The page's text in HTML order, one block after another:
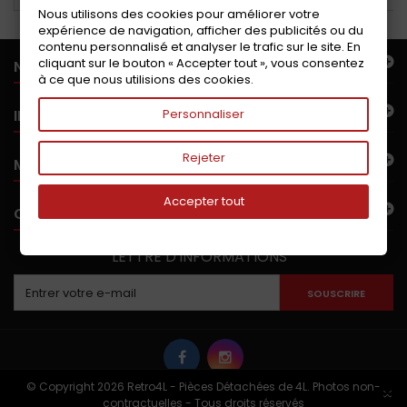
NOTRE OFFRE
INFORMATIONS
© Copyright 2026 Retro4L - Pièces Détachées de 4L. Photos non-
contractuelles - Tous droits réservés
MON COMPTE
CONTACTEZ-NOUS
LETTRE D'INFORMATIONS
SOUSCRIRE
×
Nous utilisons des cookies pour améliorer votre
expérience de navigation, afficher des publicités ou du
contenu personnalisé et analyser le trafic sur le site. En
cliquant sur le bouton « Accepter tout », vous consentez
à ce que nous utilisions des cookies.
Personnaliser
Rejeter
Accepter tout